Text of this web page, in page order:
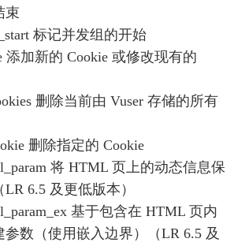
束
标记并发组的开始
添加新的 Cookie 或修改现有的
删除当前由 Vuser 存储的所有
删除指定的 Cookie
将 HTML 页上的动态信息保
6.5 及更低版本）
基于包含在 HTML 页内
数（使用嵌入边界）（LR 6.5 及